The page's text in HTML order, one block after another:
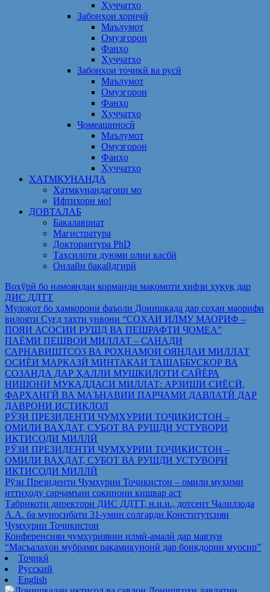
Ҳуҷҷатҳо
Забонҳои хориҷӣ
Маълумот
Омузгорон
Фанҳо
Ҳуҷҷатҳо
Забонҳои тоҷикӣ ва русӣ
Маълумот
Омузгорон
Фанҳо
Ҳуҷҷатҳо
Ҷомеашиносӣ
Маълумот
Омузгорон
Фанҳо
Ҳуҷҷатҳо
ХАТМКУНАНДА
Хатмкунандагони мо
Ифтихори мо!
ДОВТАЛАБ
Бакалавриат
Магистратура
Докторантура PhD
Таҳсилоти дуюми олии касбӣ
Онлайн бақайдгирӣ
Вохўрӣ бо намояндаи корманди мақомоти ҳифзи ҳуқуқ дар
ДИС ДДТТ
Мулоқот бо ҳамкорони фаъоли Донишкада дар соҳаи маорифи
вилояти Суғд таҳти унвони “СОҲАИ ИЛМУ МАОРИФ –
ПОЯИ АСОСИИ РУШД ВА ПЕШРАФТИ ҶОМЕА”
ПАЁМИ ПЕШВОИ МИЛЛАТ – САНАДИ
САРНАВИШТСОЗ ВА РОҲНАМОИ ОЯНДАИ МИЛЛАТ
ОСИЁИ МАРКАЗӢ МИНТАҚАИ ТАШАББУСКОР ВА
СОЗАНДА ДАР ҲАЛЛИ МУШКИЛОТИ САЙЁРА
НИШОНИ МУҚАДДАСИ МИЛЛАТ: АРЗИШИ СИЁСӢ,
ФАРҲАНГӢ ВА МАЪНАВИИ ПАРЧАМИ ДАВЛАТӢ ДАР
ДАВРОНИ ИСТИҚЛОЛ
РӮЗИ ПРЕЗИДЕНТИ ҶУМҲУРИИ ТОҶИКИСТОН –
ОМИЛИ ВАҲДАТ, СУБОТ ВА РУШДИ УСТУВОРИ
ИҚТИСОДИ МИЛЛӢ
РӮЗИ ПРЕЗИДЕНТИ ҶУМҲУРИИ ТОҶИКИСТОН –
ОМИЛИ ВАҲДАТ, СУБОТ ВА РУШДИ УСТУВОРИ
ИҚТИСОДИ МИЛЛӢ
Рўзи Президенти Ҷумҳурии Тоҷикистон – омили муҳими
иттиҳоду сарҷамъии сокинони кишвар аст
Табрикоти директори ДИС ДДТТ, н.и.и., дотсент Ҷалилзода
А.А. ба муносибати 31-умин солгарди Конститутсияи
Ҷумҳурии Тоҷикистон
Конференсияи ҷумҳуриявии илмӣ-амалӣ дар мавзуи
“Масъалаҳои мубрами рақамикунонӣ дар бонкдории муосир”
Тоҷикӣ
Русский
English